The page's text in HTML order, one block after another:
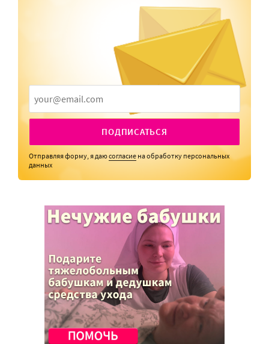
ПОДПИСАТЬСЯ
Отправляя форму, я даюсогласие на обработку персональных
данных